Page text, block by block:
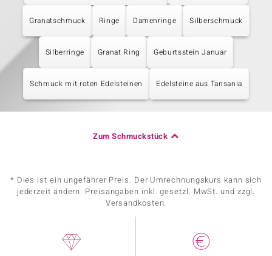
Granatschmuck Ringe Damenringe Silberschmuck
Silberringe Granat Ring Geburtsstein Januar
Schmuck mit roten Edelsteinen Edelsteine aus Tansania
Zum Schmuckstück
* Dies ist ein ungefährer Preis. Der Umrechnungskurs kann sich
jederzeit ändern. Preisangaben inkl. gesetzl. MwSt. und zzgl.
Versandkosten.